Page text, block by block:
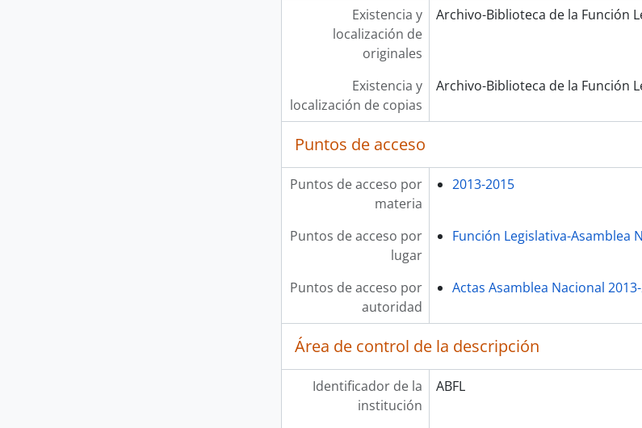
Existencia y
localización de
originales
Archivo-Biblioteca de la Función
Existencia y
localización de copias
Archivo-Biblioteca de la Función
Puntos de acceso
Puntos de acceso por
materia
2013-2015
Puntos de acceso por
lugar
Función Legislativa-Asamblea
Puntos de acceso por
autoridad
Actas Asamblea Nacional
Área de control de la descripción
Identificador de la
institución
ABFL